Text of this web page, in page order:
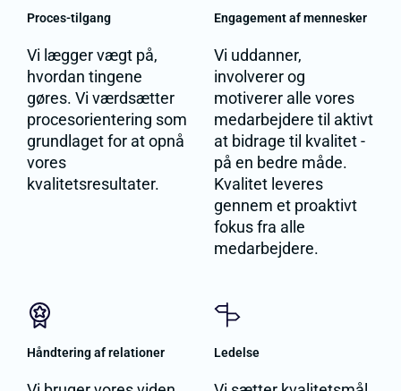
Proces-tilgang
Vi lægger vægt på,
hvordan tingene
gøres. Vi værdsætter
procesorientering som
grundlaget for at opnå
vores
kvalitetsresultater.
Engagement af mennesker
Vi uddanner,
involverer og
motiverer alle vores
medarbejdere til aktivt
at bidrage til kvalitet -
på en bedre måde.
Kvalitet leveres
gennem et proaktivt
fokus fra alle
medarbejdere.
Håndtering af relationer Ledelse